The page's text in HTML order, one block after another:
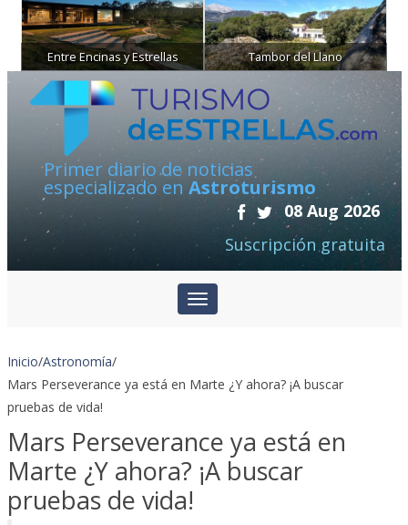
Entre Encinas y Estrellas Tambor del Llano
Primer diario de noticias
especializado en Astroturismo
08 Aug 2026
Suscripción gratuita
Inicio/Astronomía/
Mars Perseverance ya está en Marte ¿Y ahora? ¡A buscar
pruebas de vida!
Mars Perseverance ya está en
Marte ¿Y ahora? ¡A buscar
pruebas de vida!